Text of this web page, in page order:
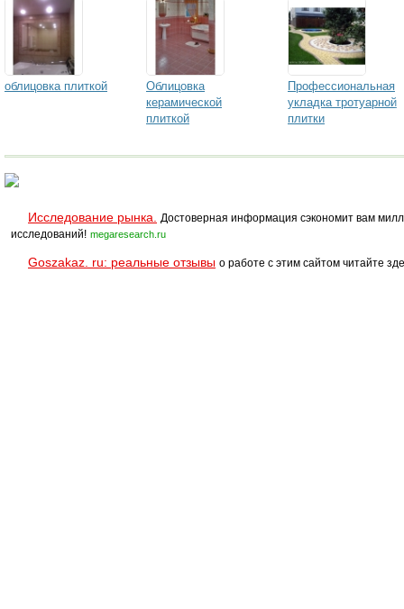
облицовка плиткой
Облицовка
керамической
плиткой
Профессиональная
укладка тротуарной
плитки
Исследование рынка.
Достоверная информация сэкономит вам
исследований! megaresearch.ru
Goszakaz. ru: реальные отзывы о работе с этим сайтом читайте